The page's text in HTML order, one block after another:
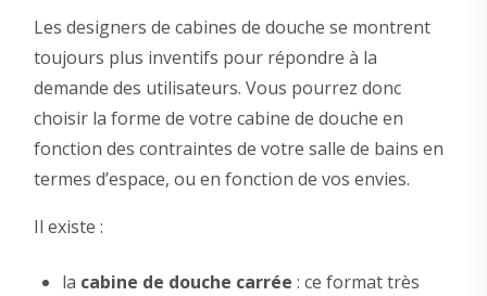
Les designers de cabines de douche se montrent
toujours plus inventifs pour répondre à la
demande des utilisateurs. Vous pourrez donc
choisir la forme de votre cabine de douche en
fonction des contraintes de votre salle de bains en
termes d’espace, ou en fonction de vos envies.
Il existe :
la cabine de douche carrée : ce format très